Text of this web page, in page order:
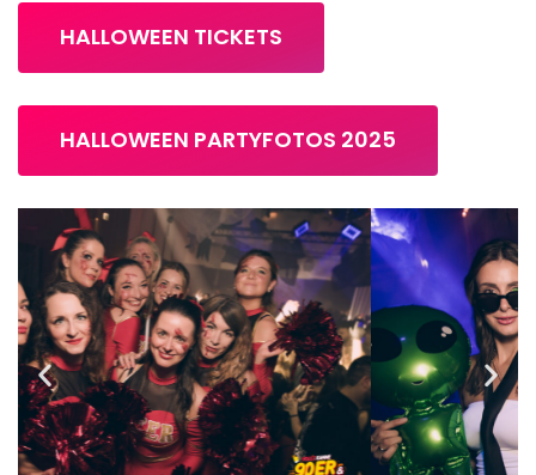
HALLOWEEN TICKETS
HALLOWEEN PARTYFOTOS 2025